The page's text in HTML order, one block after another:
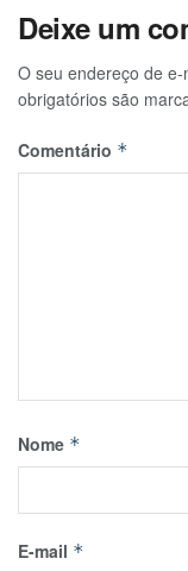
Deixe um
O seu endereço de
obrigatórios são
Comentário *
Nome *
E-mail *